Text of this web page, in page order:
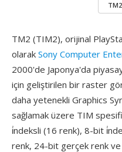
TM2
TM2 (TIM2), orijinal
olarak Sony Computer
2000'de Japonya'da
için geliştirilen bir raster
daha yetenekli Graphics
sağlamak üzere TIM
i̇ndeksli (16 renk), 8-bit
renk, 24-bit gerçek renk ve